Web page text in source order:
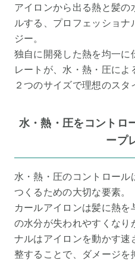
アイロンから出る熱と髪の
ルする、プロフェッショナ
ジー。
独自に開発した熱を均一に
レートが、水・熱・圧によ
２つのサイズで理想のスタ
水・熱・圧をコントロ
ープ
水・熱・圧のコントロール
つくるための大切な要素。
カールアイロンは髪に熱
の水分が失われやすくなり
ナルはアイロンを動かす速
整することで、ダメージを